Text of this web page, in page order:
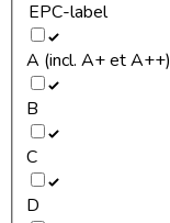
EPC-label
A (incl. A+ et A++)
B
C
D